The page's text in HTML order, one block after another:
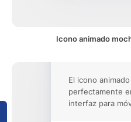
Icono animado
El icono
perfectamente
interfaz para